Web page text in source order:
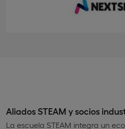
Aliados STEAM y socios
La escuela STEAM integra un